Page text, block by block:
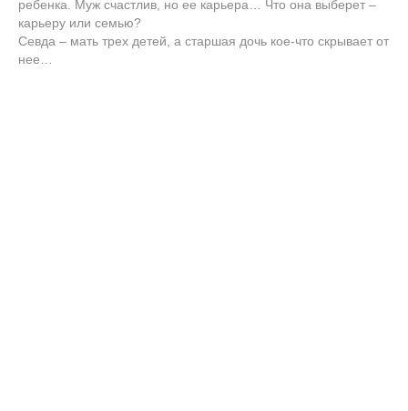
ребенка. Муж счастлив, но ее карьера… Что она выберет –
карьеру или семью?
Севда – мать трех детей, а старшая дочь кое-что скрывает от
нее…